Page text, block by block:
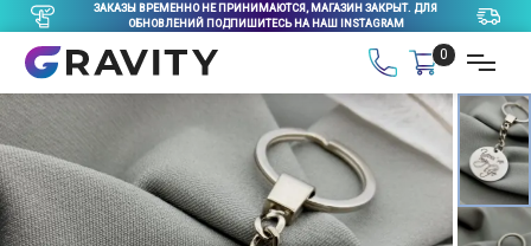
ЗАКАЗЫ ВРЕМЕННО НЕ ПРИНИМАЮТСЯ, МАГАЗИН ЗАКРЫТ. ДЛЯ
ОБНОВЛЕНИЙ ПОДПИШИТЕСЬ НА НАШ INSTAGRAM
0